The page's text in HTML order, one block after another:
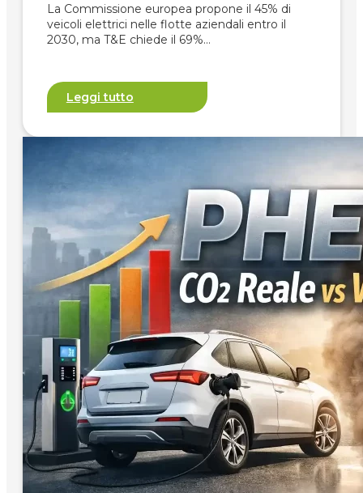
La Commissione europea propone il 45% di
veicoli elettrici nelle flotte aziendali entro il
2030, ma T&E chiede il 69%…
Leggi tutto